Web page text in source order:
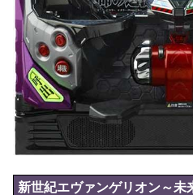
新世紀エヴァンゲリオン～未